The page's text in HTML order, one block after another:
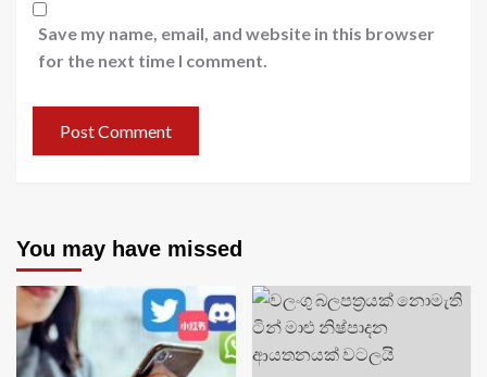
Save my name, email, and website in this browser
for the next time I comment.
You may have missed